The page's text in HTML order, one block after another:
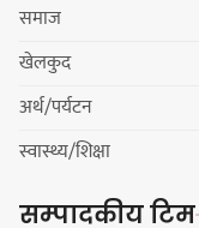
समाज
खेलकुद
अर्थ/पर्यटन
स्वास्थ्य/शिक्षा
सम्पादकीय टिम